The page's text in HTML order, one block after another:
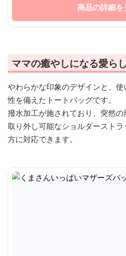
商品の詳細を
ママの癒やしになる愛ら
やわらかな印象のデザインと、
性を備えたトートバッグです。
撥水加工が施されており、突然の
取り外し可能なショルダースト
方に対応できます。